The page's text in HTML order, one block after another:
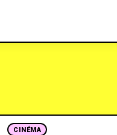
CINÉMA